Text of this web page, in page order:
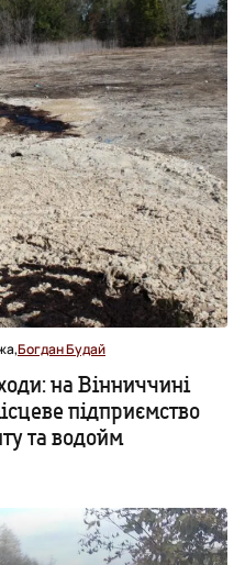
Богдан Будай
на Вінниччині
підприємство
та водойм